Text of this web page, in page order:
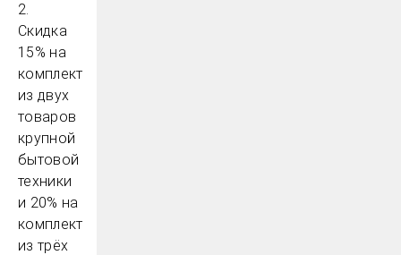
2.
Скидка
15% на
комплект
из двух
товаров
крупной
бытовой
техники
и 20% на
комплект
из трёх